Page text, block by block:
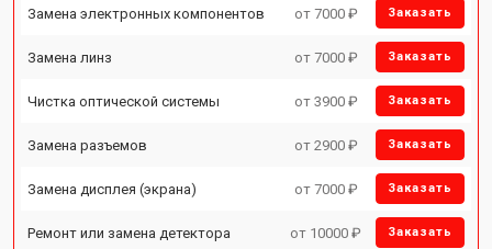
Замена электронных компонентов от 7000 ₽ Заказать
Замена линз от 7000 ₽ Заказать
Чистка оптической системы от 3900 ₽ Заказать
Замена разъемов от 2900 ₽ Заказать
Замена дисплея (экрана) от 7000 ₽ Заказать
Ремонт или замена детектора от 10000 ₽ Заказать